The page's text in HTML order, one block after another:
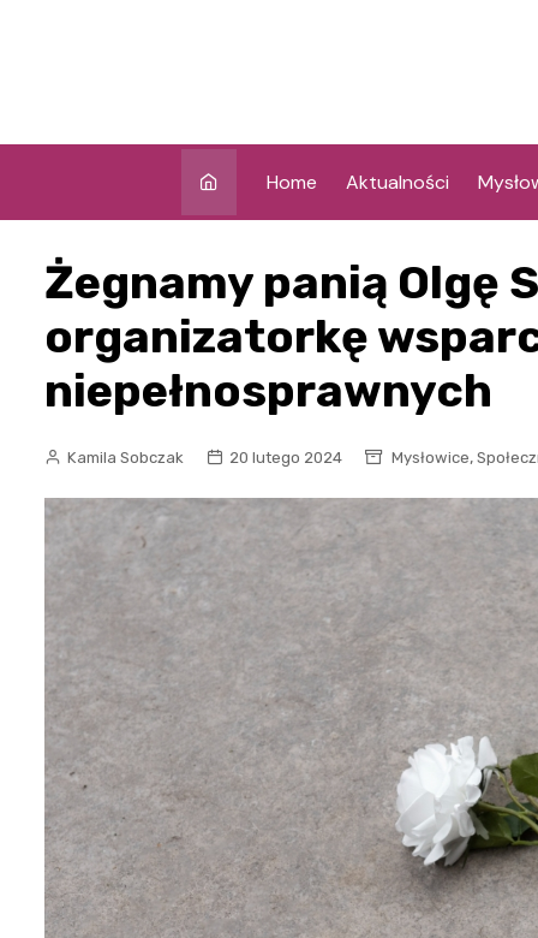
Home Aktualności
Żegnamy panią Olgę
organizatorkę
niepełnosprawnych
Kamila Sobczak 20 lutego 2024 Mysłowice,